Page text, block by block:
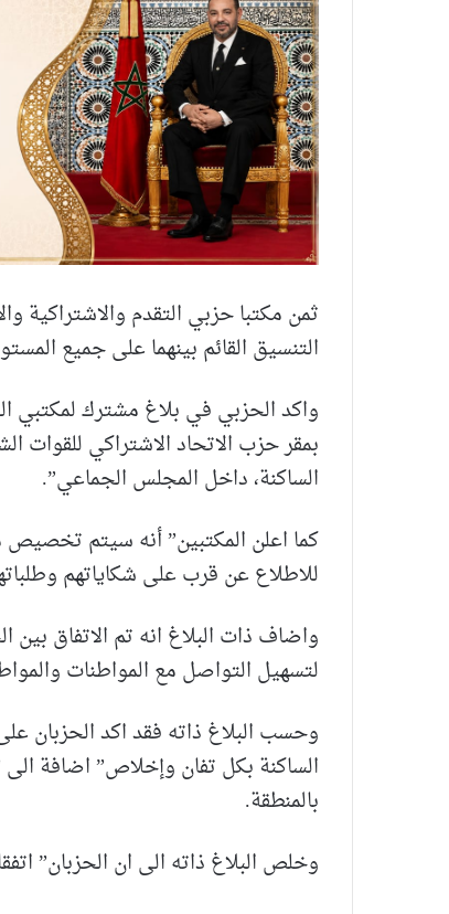
ثمن مكتبا حزبي التقدم والاشتراكية
التنسيق القائم بينهما على جميع
بمقر حزب الاتحاد الاشتراكي للقوات
الساكنة، داخل المجلس الجماعي”.
كما اعلن المكتبين” أنه سيتم تخصيص
للاطلاع عن قرب على شكاياتهم
لتسهيل التواصل مع المواطنات
وحسب البلاغ ذاته فقد اكد الحزبان
الساكنة بكل تفان وإخلاص” اضافة
بالمنطقة.
وخلص البلاغ ذاته الى ان الحزبان”